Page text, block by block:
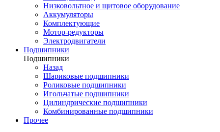
Низковольтное и щитовое оборудование
Аккумуляторы
Комплектующие
Мотор-редукторы
Электродвигатели
Подшипники
Подшипники
Назад
Шариковые подшипники
Роликовые подшипники
Игольчатые подшипники
Цилиндрические подшипники
Комбинированные подшипники
Прочее